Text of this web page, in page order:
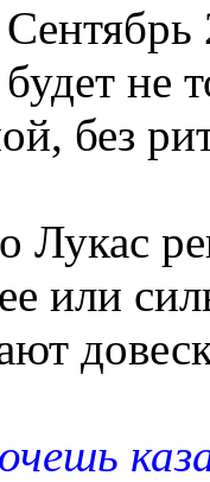
не
без
Лукас
или